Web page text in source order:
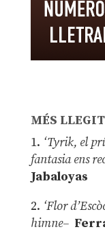
MÉS LLEGIT
1. ‘Tyrik, el
fantasia ens
Jabaloyas
2. ‘Flor
himne–